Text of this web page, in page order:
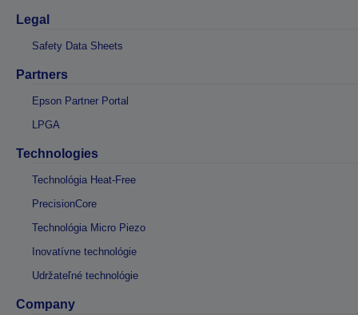
Legal
Safety Data Sheets
Partners
Epson Partner Portal
LPGA
Technologies
Technológia Heat-Free
PrecisionCore
Technológia Micro Piezo
Inovatívne technológie
Udržateľné technológie
Company